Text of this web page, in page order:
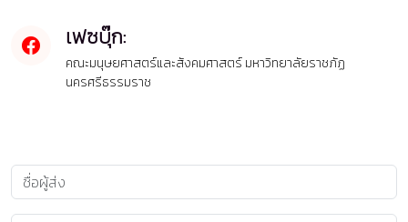
เฟซบุ๊ก:
คณะมนุษยศาสตร์และสังคมศาสตร์ มหาวิทยาลัยราชภัฏ
นครศรีธรรมราช